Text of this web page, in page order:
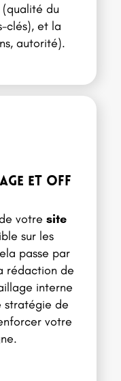
(qualité du
clés), et la
autorité).
et off
votre site
sur les
passe par
rédaction de
interne
stratégie de
votre